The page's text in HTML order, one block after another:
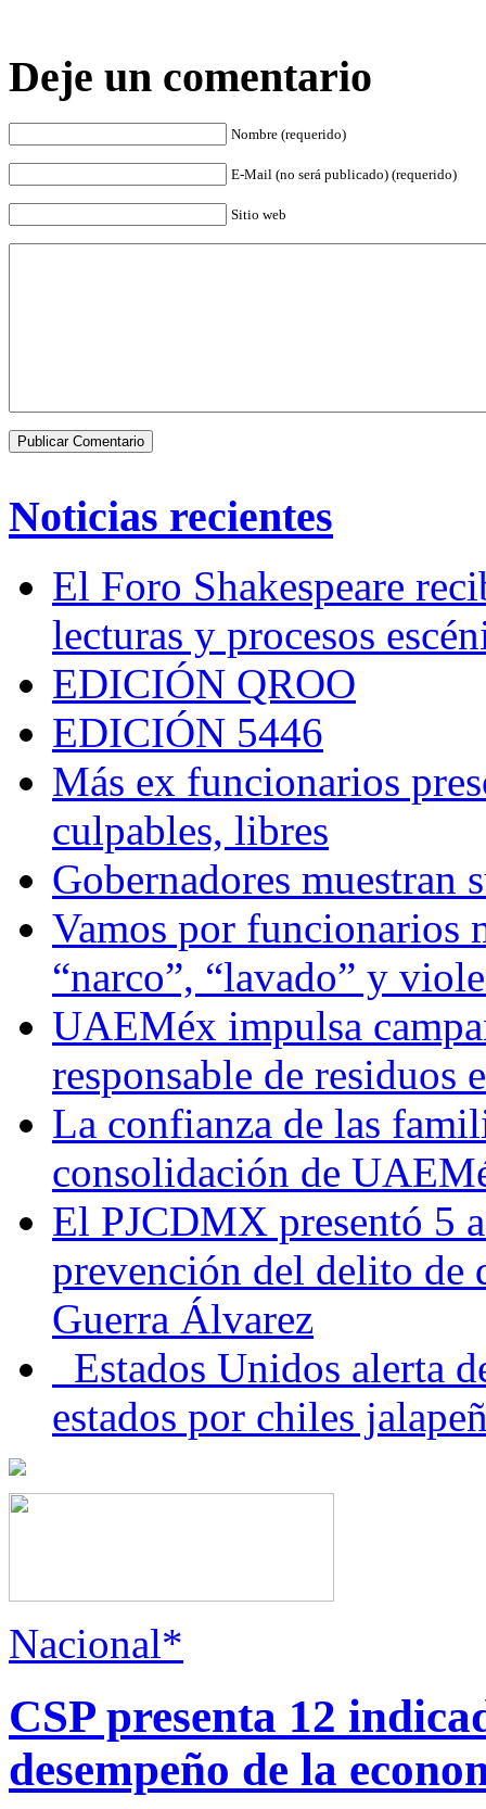
Deje un comentario
Nombre (requerido)
E-Mail (no será publicado) (requerido)
Sitio web
Noticias recientes
El Foro Shakespeare
lecturas y procesos
EDICIÓN QROO
EDICIÓN 5446
Más ex funcionarios
culpables, libres
Gobernadores muestran
Vamos por funcionarios
“narco”, “lavado” y
UAEMéx impulsa
responsable de residuos
La confianza de las
consolidación de
El PJCDMX presentó 5
prevención del delito de
Guerra Álvarez
Estados Unidos alerta
estados por chiles
Nacional*
CSP presenta 12
desempeño de la